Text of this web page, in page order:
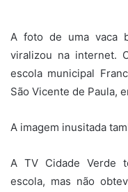
A foto de uma vaca
viralizou na internet.
escola municipal
São Vicente de Paula,
A imagem inusitada
A TV Cidade Verde
escola, mas não